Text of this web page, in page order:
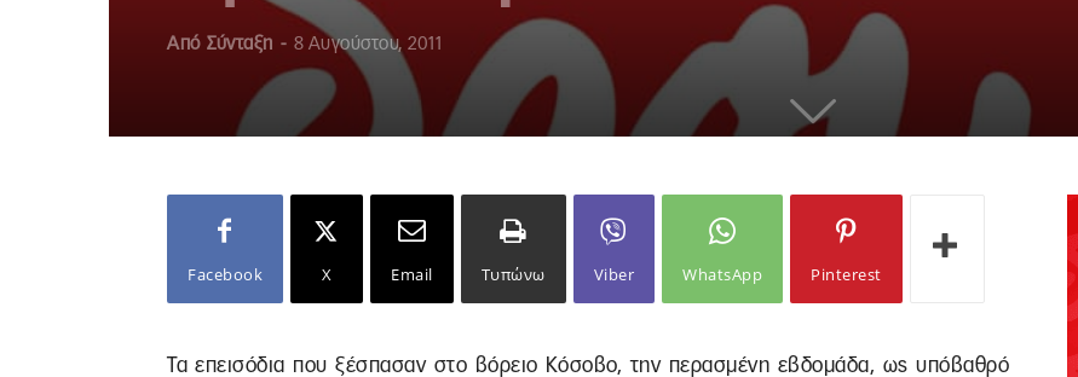
Από Σύνταξη - 8 Αυγούστου, 2011
Facebook X Email Τυπώνω Viber WhatsApp Pinterest
Τα επεισόδια που ξέσπασαν στο βόρειο Κόσοβο, την περασμένη εβδομάδα, ως υπόβαθρό